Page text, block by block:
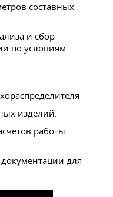
составных
и сбор
по условиям
изделий.
работы
документации для